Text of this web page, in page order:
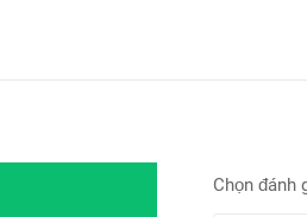
Chọn đánh